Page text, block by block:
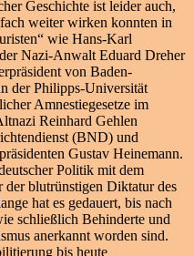
Geschichte ist leider auch,
weiter wirken konnten in
wie Hans-Karl
Nazi-Anwalt Eduard Dreher
von Baden-
der Philipps-Universität
Amnestiegesetze im
Reinhard Gehlen
(BND) und
Gustav Heinemann.
Politik mit dem
blutrünstigen Diktatur des
hat es gedauert, bis nach
schließlich Behinderte und
anerkannt worden sind.
bis heute